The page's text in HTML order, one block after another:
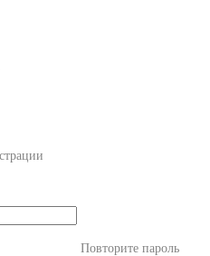
Повторите пароль